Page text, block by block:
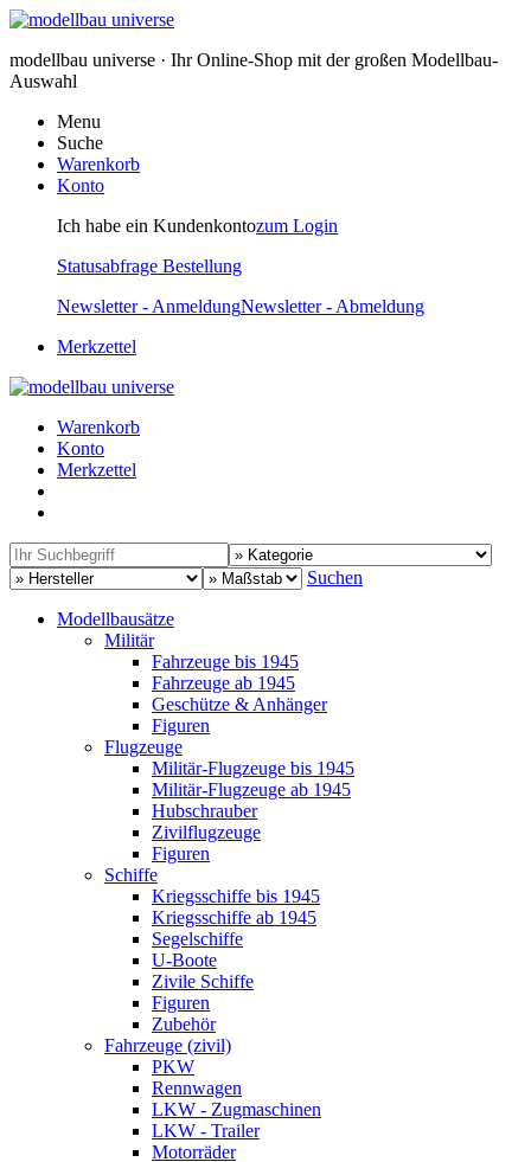
modellbau universe · Ihr Online-Shop mit der großen Modellbau-
Auswahl
Menu
Suche
Warenkorb
Konto
Ich habe ein Kundenkontozum Login
Statusabfrage Bestellung
Newsletter - AnmeldungNewsletter - Abmeldung
Merkzettel
Warenkorb
Konto
Merkzettel
Suchen
Modellbausätze
Militär
Fahrzeuge bis 1945
Fahrzeuge ab 1945
Geschütze & Anhänger
Figuren
Flugzeuge
Militär-Flugzeuge bis 1945
Militär-Flugzeuge ab 1945
Hubschrauber
Zivilflugzeuge
Figuren
Schiffe
Kriegsschiffe bis 1945
Kriegsschiffe ab 1945
Segelschiffe
U-Boote
Zivile Schiffe
Figuren
Zubehör
Fahrzeuge (zivil)
PKW
Rennwagen
LKW - Zugmaschinen
LKW - Trailer
Motorräder